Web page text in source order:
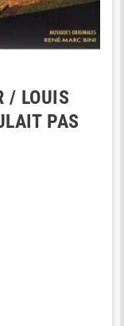
/ LOUIS
PAS